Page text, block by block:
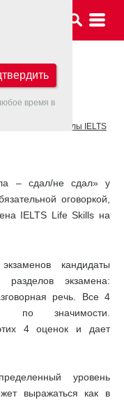
Баллы IELTS
– сдал/не сдал» у
оговоркой,
IELTS Life Skills на
кандидаты
экзамена:
речь. Все 4
значимости.
4 оценок и дает
уровень
выражаться как в
время в